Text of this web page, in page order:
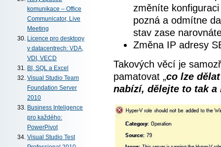
komunikace – Office
Communicator, Live
Meeting
Licence pro desktopy
v datacentrech: VDA,
VDI, VECD
BI, SQL a Excel
Visual Studio Team
Foundation Server
2010
Business Inteligence
pro každého:
PowerPivot
Visual Studio Test
změníte
pozná a odmítne
stav zase
Změna IP adresy
Takových věcí je
pamatovat „co lze
nabízí, dělejte to tak a